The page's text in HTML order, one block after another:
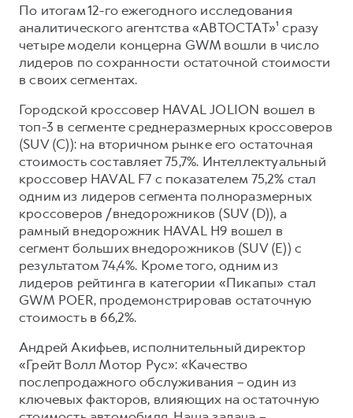
POER
от 3 449 000 ₽
КОРПОРАТИВНЫМ КЛИЕНТАМ
Для малого бизнеса
Корпоративным клиентам
Система управления автопарком
Сервис для корпоративных клиентов
HAVAL Лизинг
АКСЕССУАРЫ HAVAL
Автомобильные аксессуары
Коллекция CITY
Коллекция Базовая
Коллекция Детская
Гарантия HAVAL
Мобильное приложение GWM
Программа «HAVAL Защита+»
Подписки
АКСЕССУАРЫ HAVAL
Автомобильные аксессуары
Коллекция CITY
Коллекция Базовая
Коллекция Детская
По итогам 12-го ежегодного исследования
аналитического агентства «АВТОСТАТ»¹ сразу
четыре модели концерна GWM вошли в число
лидеров по сохранности остаточной стоимости
в своих сегментах.
Городской кроссовер HAVAL JOLION вошел в
топ-3 в сегменте среднеразмерных кроссоверов
(SUV (C)): на вторичном рынке его остаточная
стоимость составляет 75,7%. Интеллектуальный
кроссовер HAVAL F7 с показателем 75,2% стал
одним из лидеров сегмента полноразмерных
кроссоверов /внедорожников (SUV (D)), а
рамный внедорожник HAVAL H9 вошел в
сегмент больших внедорожников (SUV (E)) с
результатом 74,4%. Кроме того, одним из
лидеров рейтинга в категории «Пикапы» стал
GWM POER, продемонстрировав остаточную
стоимость в 66,2%.
Андрей Акифьев, исполнительный директор
«Грейт Волл Мотор Рус»: «Качество
послепродажного обслуживания – один из
ключевых факторов, влияющих на остаточную